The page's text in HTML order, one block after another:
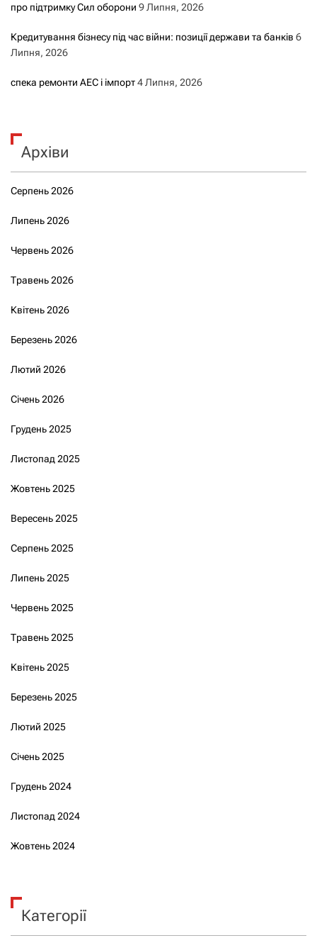
про підтримку Сил оборони 9 Липня, 2026
Кредитування бізнесу під час війни: позиції держави та банків 6
Липня, 2026
спека ремонти АЕС і імпорт4 Липня, 2026
Архіви
Серпень 2026
Липень 2026
Червень 2026
Травень 2026
Квітень 2026
Березень 2026
Лютий 2026
Січень 2026
Грудень 2025
Листопад 2025
Жовтень 2025
Вересень 2025
Серпень 2025
Липень 2025
Червень 2025
Травень 2025
Квітень 2025
Березень 2025
Лютий 2025
Січень 2025
Грудень 2024
Листопад 2024
Жовтень 2024
Категорії